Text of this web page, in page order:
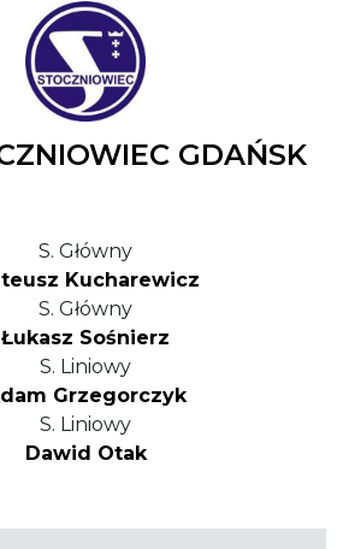
GDAŃSK
S. Główny
Kucharewicz
S. Główny
Łukasz Sośnierz
S. Liniowy
Grzegorczyk
S. Liniowy
Dawid Otak